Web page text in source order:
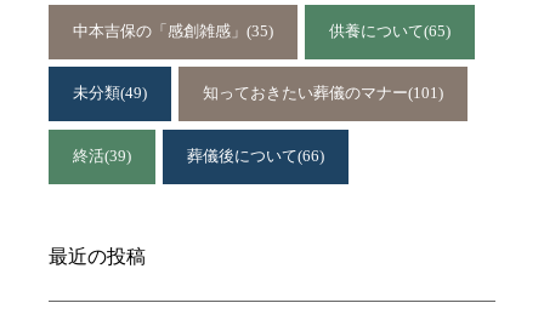
中本吉保の「感創雑感」 (35) 供養について(65)
未分類(49) 知っておきたい葬儀のマナー(101)
終活(39) 葬儀後について(66)
最近の投稿